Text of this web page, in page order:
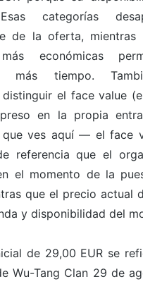
categorías
de la oferta, mientras
económicas
más tiempo.
el face value
en la propia
que ves aquí — el face
referencia que el
el momento de la
que el precio actual
y disponibilidad del
de 29,00 EUR se
Wu-Tang Clan 29 de